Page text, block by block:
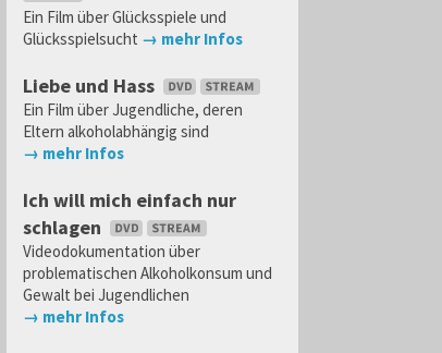
Ein Film über Glücksspiele und
Glücksspielsucht → mehr Infos
Liebe und Hass
Ein Film über Jugendliche, deren
Eltern alkoholabhängig sind
→ mehr Infos
Ich will mich einfach nur
schlagen
Videodokumentation über
problematischen Alkoholkonsum und
Gewalt bei Jugendlichen
→ mehr Infos